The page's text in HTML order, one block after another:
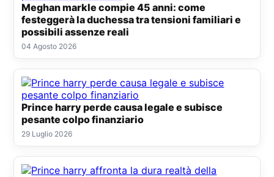
Meghan markle compie 45 anni: come
festeggerà la duchessa tra tensioni familiari e
possibili assenze reali
04 Agosto 2026
Prince harry perde causa legale e subisce
pesante colpo finanziario
29 Luglio 2026